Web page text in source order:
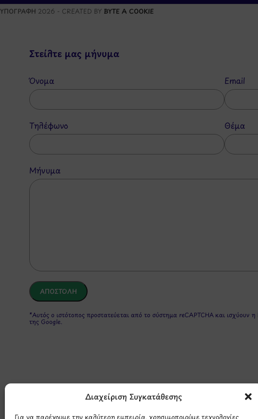
Διαχείριση Συγκατάθεσης
Για να παρέχουμε την καλύτερη εμπειρία, χρησιμοποιούμε τεχνολογίες
ΥΠΟΓΡΑΦΗ 2026 - CREATED BY BYTE A COOKIE
Στείλτε μας μήνυμα
Όνομα Email
Τηλέφωνο Θέμα
Μήνυμα
*Αυτός ο ιστότοπος προστατεύεται από το σύστημα reCAPTCHA και ισχύουν η
της Google.